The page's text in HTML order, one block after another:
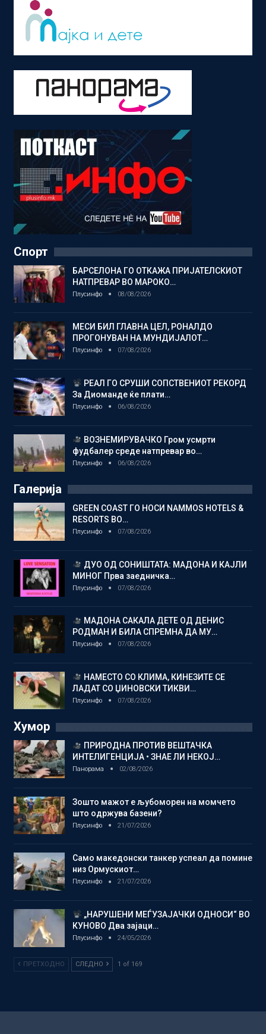
Спорт
БАРСЕЛОНА ГО ОТКАЖА ПРИЈАТЕЛСКИОТ
НАТПРЕВАР ВО МАРОКО…
Плусинфо 08/08/2026
МЕСИ БИЛ ГЛАВНА ЦЕЛ, РОНАЛДО
ПРОГОНУВАН НА МУНДИЈАЛОТ…
Плусинфо 07/08/2026
РЕАЛ ГО СРУШИ СОПСТВЕНИОТ РЕКОРД
За Диоманде ќе плати…
Плусинфо 06/08/2026
ВОЗНЕМИРУВАЧКО Гром усмрти
фудбалер среде натпревар во…
Плусинфо 06/08/2026
Галерија
GREEN COAST ГО НОСИ NAMMOS HOTELS &
RESORTS ВО…
Плусинфо 07/08/2026
ДУО ОД СОНИШТАТА: МАДОНА И КАЈЛИ
МИНОГ Прва заедничка…
Плусинфо 07/08/2026
МАДОНА САКАЛА ДЕТЕ ОД ДЕНИС
РОДМАН И БИЛА СПРЕМНА ДА МУ…
Плусинфо 07/08/2026
НАМЕСТО СО КЛИМА, КИНЕЗИТЕ СЕ
ЛАДАТ СО ЏИНОВСКИ ТИКВИ…
Плусинфо 07/08/2026
Хумор
ПРИРОДНА ПРОТИВ ВЕШТАЧКА
ИНТЕЛИГЕНЦИЈА • ЗНАЕ ЛИ НЕКОЈ…
Панорама 02/08/2026
Зошто мажот е љубоморен на момчето
што одржува базени?
Плусинфо 21/07/2026
Само македонски танкер успеал да помине
низ Ормускиот…
Плусинфо 21/07/2026
„НАРУШЕНИ МЕЃУЗАЈАЧКИ ОДНОСИ“ ВО
КУНОВО Два зајаци…
Плусинфо 24/05/2026
ПРЕТХОДНО СЛЕДНО 1 of 169